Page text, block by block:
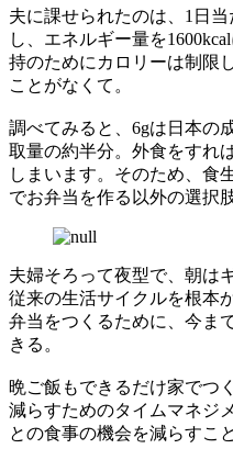
夫に課せられたのは、1日
し、エネルギー量を
持のためにカロリーは制限
ことがなくて。
調べてみると、6gは日本の
取量の約半分。外食をすれ
しまいます。そのため、食
でお弁当を作る以外の選択
夫婦そろって夜型で、朝は
従来の生活サイクルを根本
弁当をつくるために、今ま
きる。
晩ご飯もできるだけ家でつ
減らすためのタイムマネジ
との食事の機会を減らすこ